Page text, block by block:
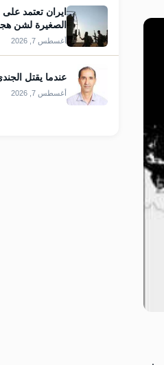
ايران تعتمد على
الصغيرة لشن
أغسطس 7, 2026
عندما يقتل
أغسطس 7, 2026